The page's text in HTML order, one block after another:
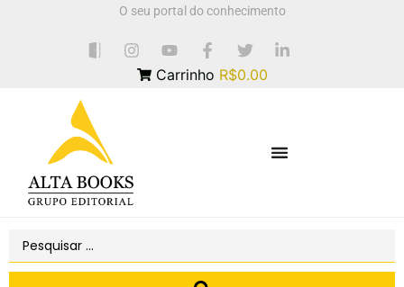
O seu portal do conhecimento
Carrinho R$0.00